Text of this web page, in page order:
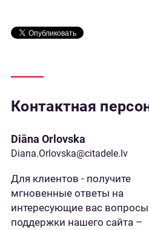
Контактная
Diāna Orlovska
Diana.Orlovska@citadele.lv
Для клиентов - получите
мгновенные ответы на
интересующие вас
поддержки нашего сайта –